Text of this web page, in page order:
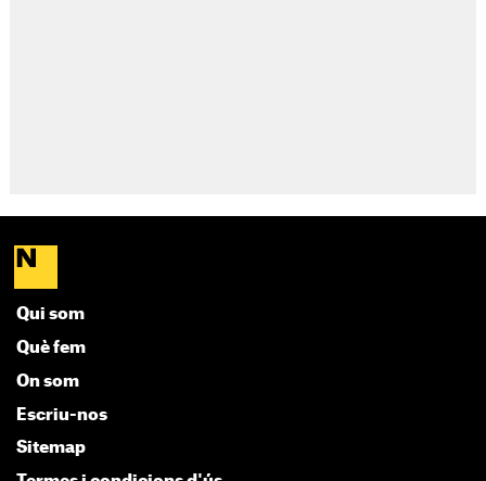
Qui som
Què fem
On som
Escriu-nos
Sitemap